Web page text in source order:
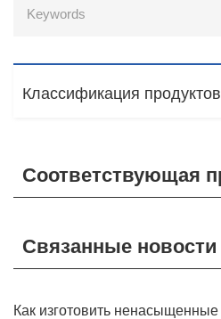
Классификация продуктов
Соответствующая
Связанные новости
Как изготовить